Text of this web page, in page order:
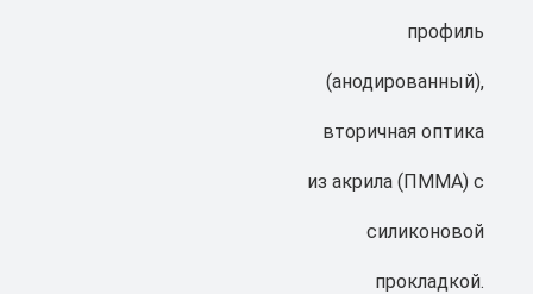
профиль
(анодированный),
вторичная оптика
из акрила (ПММА) с
силиконовой
прокладкой.